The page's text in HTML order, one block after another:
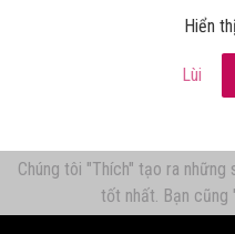
Hiển
Lùi
Chúng tôi "Thích" tạo ra
tốt nhất. Bạn cũng